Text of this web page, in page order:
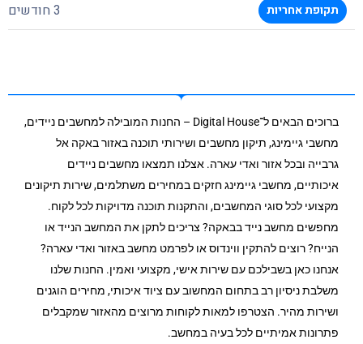
תקופת אחריות 3 חודשים
ברוכים הבאים ל־Digital House – החנות המובילה למחשבים ניידים,
מחשבי גיימינג, תיקון מחשבים ושירותי תוכנה באזור באקה אל
גרבייה ובכל אזור ואדי עארה. אצלנו תמצאו מחשבים ניידים
איכותיים, מחשבי גיימינג חזקים במחירים משתלמים, שירות תיקונים
מקצועי לכל סוגי המחשבים, והתקנות תוכנה מדויקות לכל לקוח.
מחפשים מחשב נייד בבאקה? צריכים לתקן את המחשב הנייד או
הנייח? רוצים להתקין ווינדוס או לפרמט מחשב באזור ואדי עארה?
אנחנו כאן בשבילכם עם שירות אישי, מקצועי ואמין. החנות שלנו
משלבת ניסיון רב בתחום המחשוב עם ציוד איכותי, מחירים הוגנים
ושירות מהיר. הצטרפו למאות לקוחות מרוצים מהאזור שמקבלים
פתרונות אמיתיים לכל בעיה במחשב.